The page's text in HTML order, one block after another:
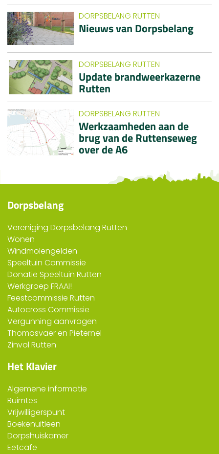
DORPSBELANG RUTTEN
Nieuws van Dorpsbelang
DORPSBELANG RUTTEN
Update brandweerkazerne
Rutten
DORPSBELANG RUTTEN
Werkzaamheden aan de
brug van de Ruttenseweg
over de A6
Dorpsbelang
Vereniging Dorpsbelang Rutten
Wonen
Windmolengelden
Speeltuin Commissie
Donatie Speeltuin Rutten
Werkgroep FRAAI!
Feestcommissie Rutten
Autocross Commissie
Vergunning aanvragen
Thomasvaer en Pieternel
Zinvol Rutten
Het Klavier
Algemene informatie
Ruimtes
Vrijwilligerspunt
Boekenuitleen
Dorpshuiskamer
Eetcafe